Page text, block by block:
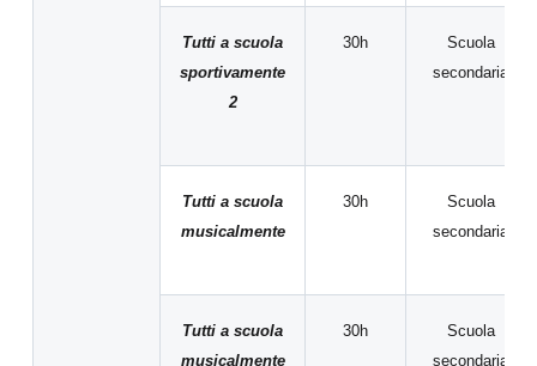
Tutti a scuola
sportivamente
2
30h
Scuola
secondaria
Tutti a scuola
musicalmente
30h
Scuola
secondaria
Tutti a scuola
musicalmente
30h
Scuola
secondaria